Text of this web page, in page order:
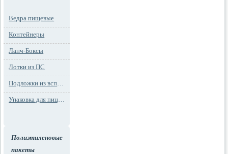
Ведра пищевые
Контейнеры
Ланч-Боксы
Лотки из ПС
Подложки из вспененного ПС
Упаковка для пиццы
Полиэтиленовые
пакеты